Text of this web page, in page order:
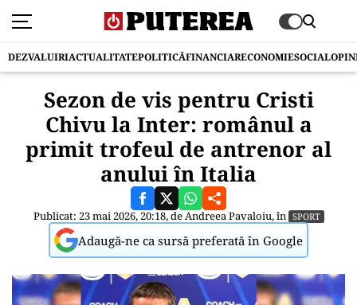
DEZVALUIRIACTUALITATEPOLITICĂFINANCIARECONOMIESOCIAL
Sezon de vis pentru Cristi
Chivu la Inter: românul a
primit trofeul de antrenor al
anului în Italia
Publicat: 23 mai 2026, 20:18, deAndreea Pavaloiu, în SPORT
Adaugă-ne ca sursă preferată în Google